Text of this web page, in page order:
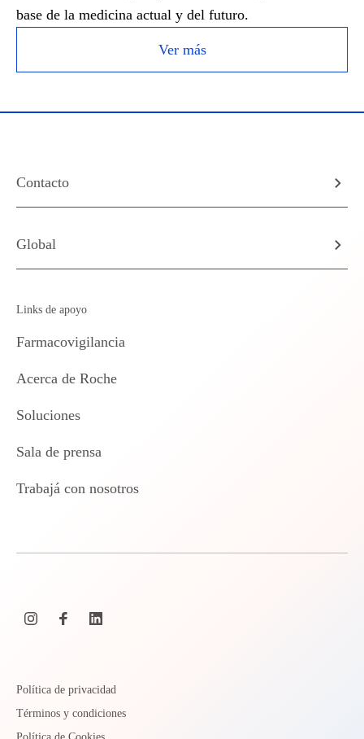
base de la medicina actual y del futuro.
Ver más
Contacto
Global
Links de apoyo
Farmacovigilancia
Acerca de Roche
Soluciones
Sala de prensa
Trabajá con nosotros
Política de privacidad
Términos y condiciones